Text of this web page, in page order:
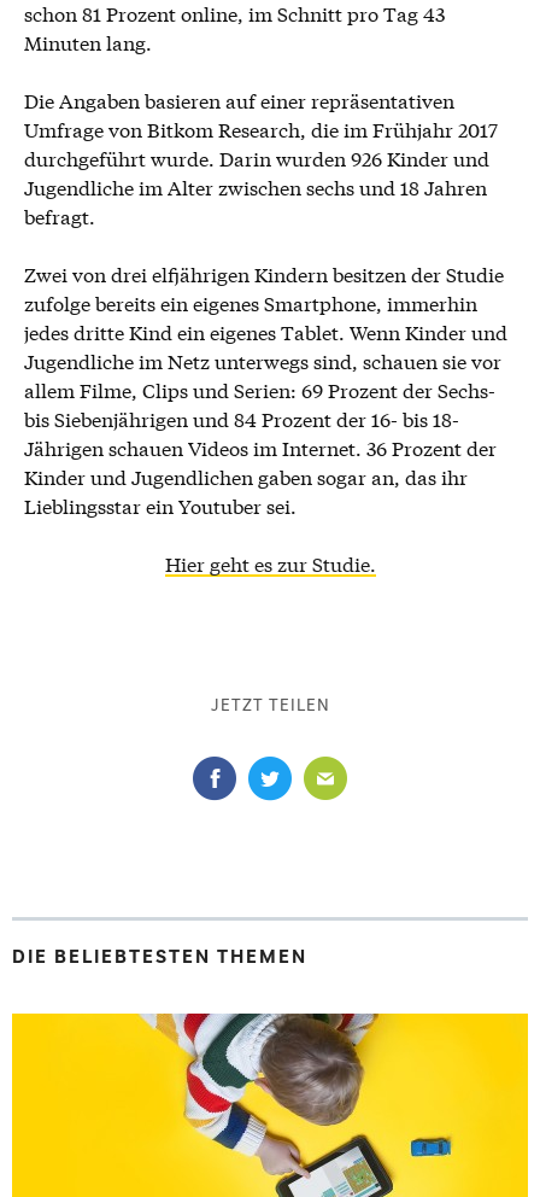
schon 81 Prozent online, im Schnitt pro Tag 43
Minuten lang.
Die Angaben basieren auf einer repräsentativen
Umfrage von Bitkom Research, die im Frühjahr 2017
durchgeführt wurde. Darin wurden 926 Kinder und
Jugendliche im Alter zwischen sechs und 18 Jahren
befragt.
Zwei von drei elfjährigen Kindern besitzen der Studie
zufolge bereits ein eigenes Smartphone, immerhin
jedes dritte Kind ein eigenes Tablet. Wenn Kinder und
Jugendliche im Netz unterwegs sind, schauen sie vor
allem Filme, Clips und Serien: 69 Prozent der Sechs-
bis Siebenjährigen und 84 Prozent der 16- bis 18-
Jährigen schauen Videos im Internet. 36 Prozent der
Kinder und Jugendlichen gaben sogar an, das ihr
Lieblingsstar ein Youtuber sei.
Hier geht es zur Studie.
JETZT TEILEN
DIE BELIEBTESTEN THEMEN